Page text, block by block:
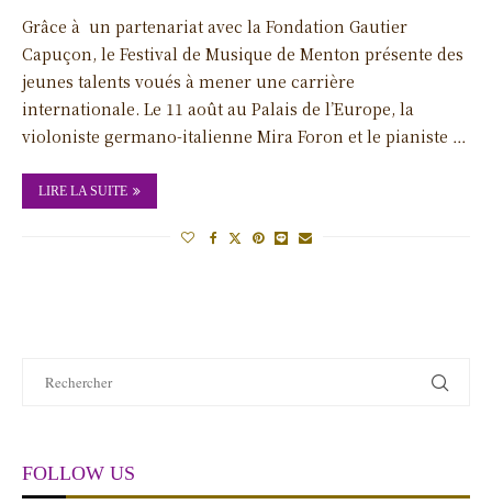
Grâce à un partenariat avec la Fondation Gautier
Capuçon, le Festival de Musique de Menton présente des
jeunes talents voués à mener une carrière
internationale. Le 11 août au Palais de l’Europe, la
violoniste germano-italienne Mira Foron et le pianiste …
LIRE LA SUITE
FOLLOW US